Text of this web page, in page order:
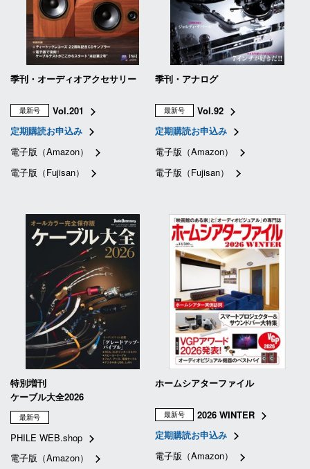
季刊・オーディオアクセサリー
最新号
Vol.201
定期購読お申込み
電子版（Amazon）
電子版（Fujisan）
季刊・アナログ
最新号
Vol.92
定期購読お申込み
電子版（Amazon）
電子版（Fujisan）
特別増刊
ケーブル大全2026
最新号
PHILE WEB.shop
電子版（Amazon）
ホームシアターファイル
最新号
2026 WINTER
定期購読お申込み
電子版（Amazon）